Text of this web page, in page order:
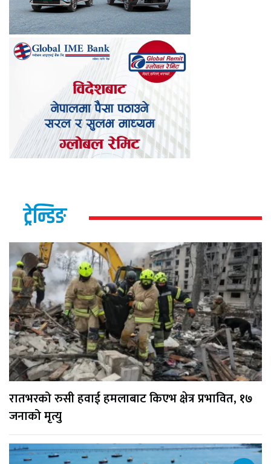
ट्रेन्डिङ
रातभरको रुसी हवाई हमलाबाट किएभ क्षेत्र प्रभावित, १७
जनाको मृत्यु